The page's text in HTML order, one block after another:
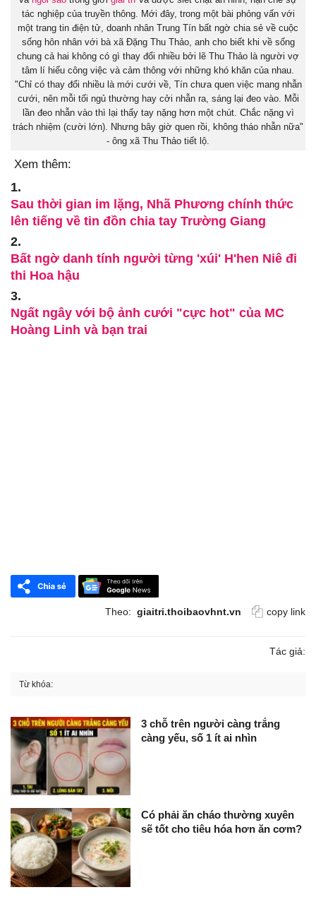
tác nghiệp của truyền thông. Mới đây, trong một bài phỏng vấn với
một trang tin điện tử, doanh nhân Trung Tín bất ngờ chia sẻ về cuộc
sống hôn nhân với bà xã Đặng Thu Thảo, anh cho biết khi về sống
chung cả hai không có gì thay đổi nhiều bởi lẽ Thu Thảo là người vợ
tâm lí hiểu công việc và cảm thông với những khó khăn của nhau.
"Chỉ có thay đổi nhiều là mới cưới về, Tín chưa quen việc mang nhẫn
cưới, nên mỗi tối ngủ thường hay cởi nhẫn ra, sáng lại đeo vào. Mỗi
lần đeo nhẫn vào thì lại thấy tay nặng hơn một chút. Chắc nặng vì
trách nhiệm (cười lớn). Nhưng bây giờ quen rồi, không tháo nhẫn nữa"
- ông xã Thu Thảo tiết lộ.
Xem thêm:
1.
Sau thời gian im lặng, Nhã Phương chính thức
lên tiếng về tin đồn chia tay Trường Giang
2.
Bất ngờ danh tính người từng 'xúi' H'hen Niê đi
thi Hoa hậu
3.
Ngất ngây với bộ ảnh cưới "cực hot" của MC
Hoàng Linh và bạn trai
Theo: giaitri.thoibaovhnt.vn copy link
Tác giả:
Từ khóa:
3 chỗ trên người càng trắng
càng yếu, số 1 ít ai nhìn
Có phải ăn cháo thường xuyên
sẽ tốt cho tiêu hóa hơn ăn cơm?